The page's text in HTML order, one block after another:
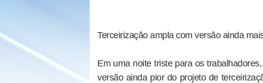
Terceirização ampla com versão ainda
Em uma noite triste para os
versão ainda pior do projeto de